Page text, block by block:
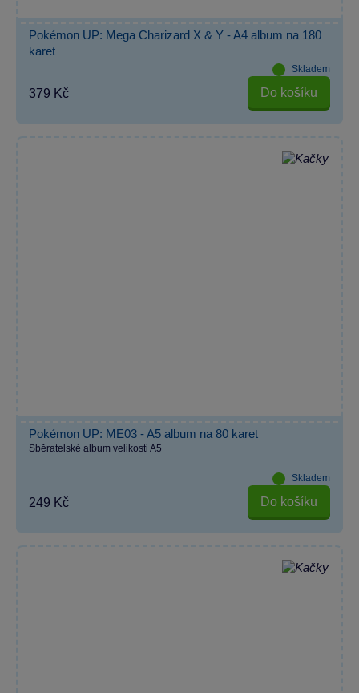
Pokémon UP: Mega Charizard X & Y - A4 album na 180
karet
Skladem
379 Kč Do košíku
Pokémon UP: ME03 - A5 album na 80 karet
Sběratelské album velikosti A5
Skladem
249 Kč Do košíku